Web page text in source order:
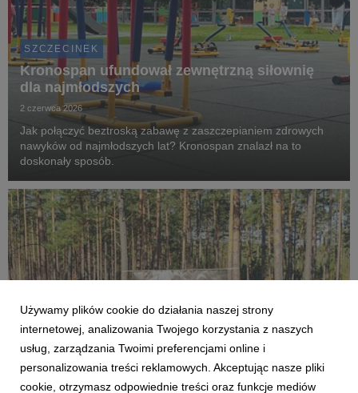
SZCZECINEK
Kronospan ufundował zewnętrzną siłownię
dla najmłodszych
2 czerwca 2026
Jak połączyć beztroską zabawę z zaszczepianiem zdrowych
nawyków od najmłodszych lat? Kronospan znalazł na to
doskonały sposób.
Używamy plików cookie do działania naszej strony
internetowej, analizowania Twojego korzystania z naszych
usług, zarządzania Twoimi preferencjami online i
personalizowania treści reklamowych. Akceptując nasze pliki
cookie, otrzymasz odpowiednie treści oraz funkcje mediów